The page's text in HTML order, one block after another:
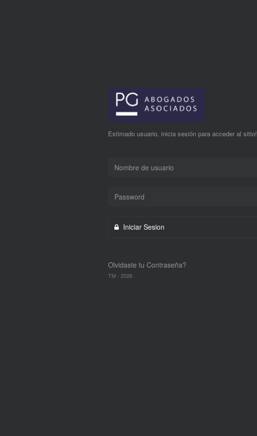
Estimado usuario, inicia sesión para acceder al sitio!
Nombre de usuario
Password
Iniciar Sesion
Olvidaste tu Contraseña?
TM- 2026